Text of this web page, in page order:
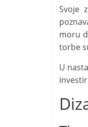
Svoje
moru
torbe
U